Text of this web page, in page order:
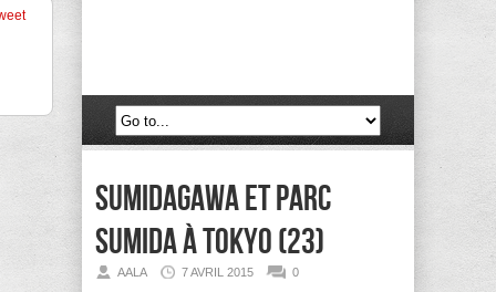
Sumidagawa et parc
Sumida à Tokyo (23)
AALA 7 AVRIL 2015 0